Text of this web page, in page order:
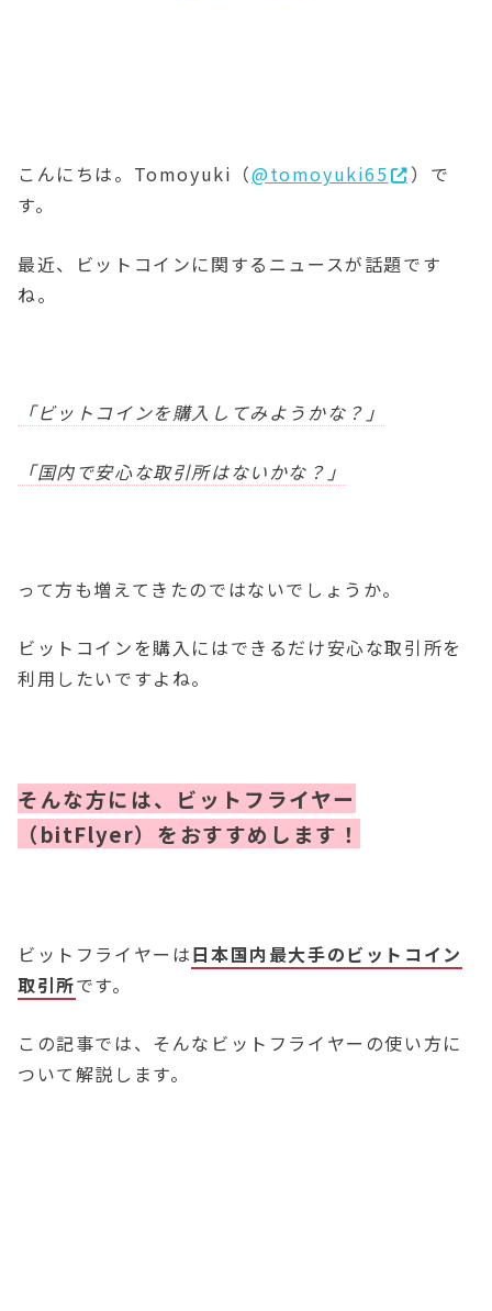
こんにちは。Tomoyuki（@tomoyuki65
）で
す。
最近、ビットコインに関するニュースが話題です
ね。
「ビットコインを購入してみようかな？」
「国内で安心な取引所はないかな？」
って方も増えてきたのではないでしょうか。
ビットコインを購入にはできるだけ安心な取引所を
利用したいですよね。
そんな方には、ビットフライヤー
（bitFlyer）をおすすめします！
ビットフライヤーは日本国内最大手のビットコイン
取引所です。
この記事では、そんなビットフライヤーの使い方に
ついて解説します。